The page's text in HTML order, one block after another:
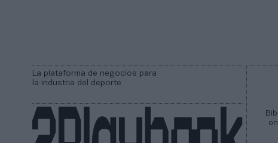
La plataforma de negocios para
la industria del deporte